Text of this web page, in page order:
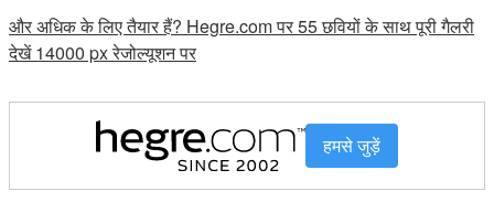
और अधिक के लिए तैयार हैं? Hegre.com पर 55 छवियों के साथ पूरी गैलरी
देखें 14000 px रेजोल्यूशन पर
हमसे जुड़ें